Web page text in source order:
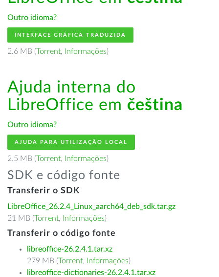
Outro idioma?
INTERFACE GRÁFICA TRADUZIDA
2.6 MB (Torrent, Informações)
Ajuda interna do
LibreOffice em čeština
Outro idioma?
AJUDA PARA UTILIZAÇÃO LOCAL
2.5 MB (Torrent, Informações)
SDK e código fonte
Transferir o SDK
LibreOffice_26.2.4_Linux_aarch64_deb_sdk.tar.gz
21 MB (Torrent, Informações)
Transferir o código fonte
libreoffice-26.2.4.1.tar.xz
279 MB (Torrent, Informações)
libreoffice-dictionaries-26.2.4.1.tar.xz